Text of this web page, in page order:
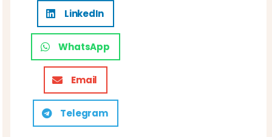
LinkedIn
WhatsApp
Email
Telegram